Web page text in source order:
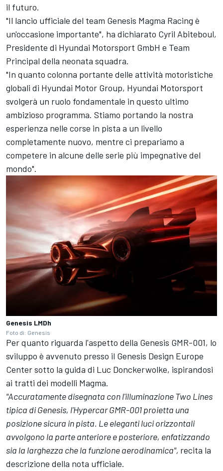
il futuro.
"Il lancio ufficiale del team Genesis Magma Racing è
un'occasione importante", ha dichiarato Cyril Abiteboul,
Presidente di Hyundai Motorsport GmbH e Team
Principal della neonata squadra.
"In quanto colonna portante delle attività motoristiche
globali di Hyundai Motor Group, Hyundai Motorsport
svolgerà un ruolo fondamentale in questo ultimo
ambizioso programma. Stiamo portando la nostra
esperienza nelle corse in pista a un livello
completamente nuovo, mentre ci prepariamo a
competere in alcune delle serie più impegnative del
mondo".
Genesis LMDh
Foto di: Genesis
Per quanto riguarda l'aspetto della Genesis GMR-001, lo
sviluppo è avvenuto presso il Genesis Design Europe
Center sotto la guida di Luc Donckerwolke, ispirandosi
ai tratti dei modelli Magma.
"Accuratamente disegnata con l'illuminazione Two Lines
tipica di Genesis, l'Hypercar GMR-001 proietta una
posizione sicura in pista. Le eleganti luci orizzontali
avvolgono la parte anteriore e posteriore, enfatizzando
sia la larghezza che la funzione aerodinamica", recita la
descrizione della nota ufficiale.